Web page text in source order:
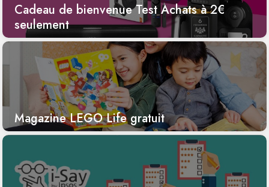
Cadeau de bienvenue Test Achats à 2€
seulement
Magazine LEGO Life gratuit